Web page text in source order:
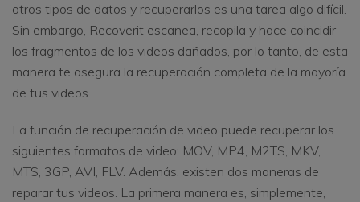
otros tipos de datos y recuperarlos es una tarea algo difícil.
Sin embargo, Recoverit escanea, recopila y hace coincidir
los fragmentos de los videos dañados, por lo tanto, de esta
manera te asegura la recuperación completa de la mayoría
de tus videos.
La función de recuperación de video puede recuperar los
siguientes formatos de video: MOV, MP4, M2TS, MKV,
MTS, 3GP, AVI, FLV. Además, existen dos maneras de
reparar tus videos. La primera manera es, simplemente,